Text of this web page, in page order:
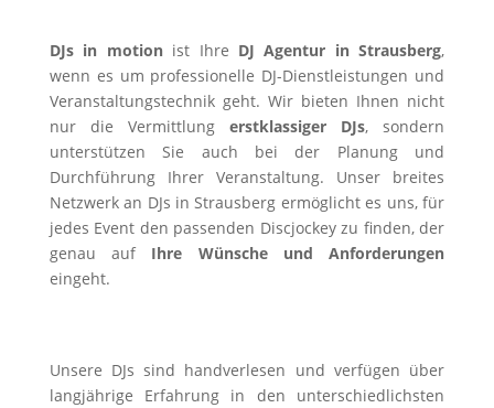
DJs in motionist Ihre DJ Agentur in Strausberg,
wenn es um professionelle DJ-Dienstleistungen und
Veranstaltungstechnik geht. Wir bieten Ihnen nicht
nur die Vermittlungerstklassiger DJs, sondern
unterstützen Sie auch bei der Planung und
Durchführung Ihrer Veranstaltung. Unser breites
Netzwerk an DJs in Strausberg ermöglicht es uns, für
jedes Event den passenden Discjockey zu finden, der
genau auf Ihre Wünsche und Anforderungen
eingeht.
Unsere DJs sind handverlesen und verfügen über
langjährige Erfahrung in den unterschiedlichsten